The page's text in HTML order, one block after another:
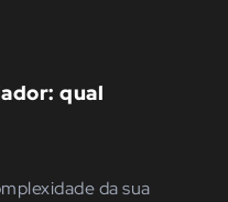
qual
da sua